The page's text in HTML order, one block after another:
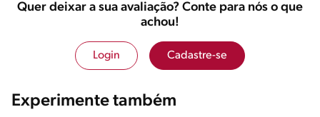
Quer deixar a sua avaliação? Conte para nós o que
achou!
Login Cadastre-se
Experimente também